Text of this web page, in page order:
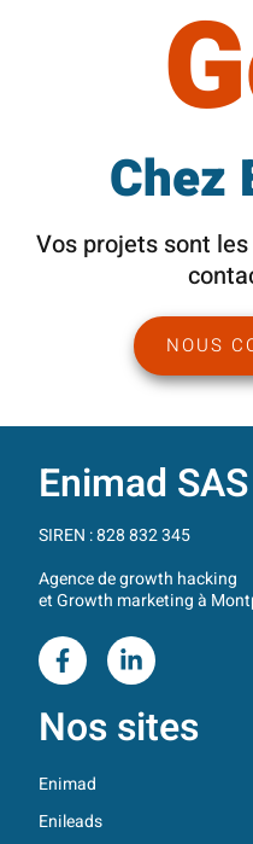
Chez
Vos projets sont
NOUS
Enimad SAS
SIREN : 828 832 345
Agence de growth hacking
et Growth marketing à
Nos sites
Enimad
Enileads